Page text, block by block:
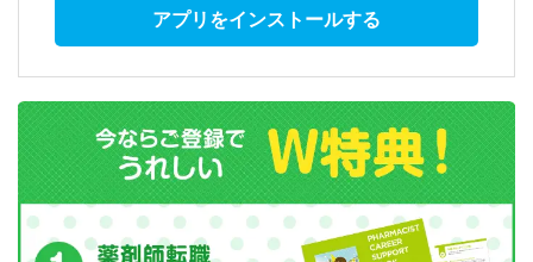
アプリをインストールする